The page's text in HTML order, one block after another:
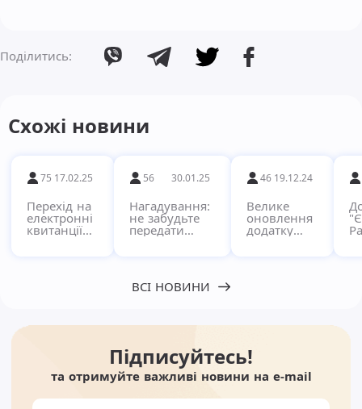
Поділитись:
Схожі новини
75 17.02.25
Перехід на
електронні
квитанції
56 30.01.25
Нагадування:
не забудьте
передати
46 19.12.24
Велике
оновлення
додатку
ВСІ НОВИНИ
Підписуйтесь!
та отримуйте важливі новини на e-mail